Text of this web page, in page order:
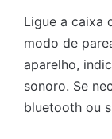
Ligue a caixa
modo de
aparelho,
sonoro. Se
bluetooth ou